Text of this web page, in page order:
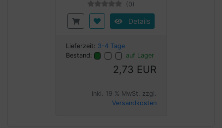
(0)
Details
Lieferzeit: 3-4 Tage
Bestand:
auf Lager
2,73 EUR
inkl. 19 % MwSt. zzgl.
Versandkosten